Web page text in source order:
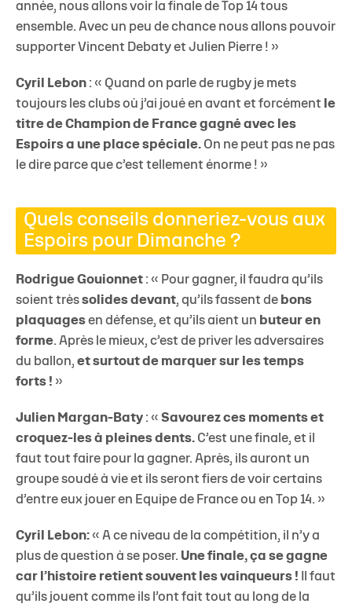
année, nous allons voir la finale de Top 14 tous
ensemble. Avec un peu de chance nous allons pouvoir
supporter Vincent Debaty et Julien Pierre ! »
Cyril Lebon : « Quand on parle de rugby je mets
toujours les clubs où j’ai joué en avant et forcément le
titre de Champion de France gagné avec les
Espoirs a une place spéciale. On ne peut pas ne pas
le dire parce que c’est tellement énorme ! »
Quels conseils donneriez-vous aux
Espoirs pour Dimanche ?
Rodrigue Gouionnet : « Pour gagner, il faudra qu’ils
soient très solides devant, qu’ils fassent de bons
plaquages en défense, et qu’ils aient un buteur en
forme. Après le mieux, c’est de priver les adversaires
du ballon, et surtout de marquer sur les temps
forts ! »
Julien Margan-Baty : « Savourez ces moments et
croquez-les à pleines dents. C’est une finale, et il
faut tout faire pour la gagner. Après, ils auront un
groupe soudé à vie et ils seront fiers de voir certains
d’entre eux jouer en Equipe de France ou en Top 14. »
Cyril Lebon: « A ce niveau de la compétition, il n’y a
plus de question à se poser. Une finale, ça se gagne
car l’histoire retient souvent les vainqueurs ! Il faut
qu’ils jouent comme ils l’ont fait tout au long de la